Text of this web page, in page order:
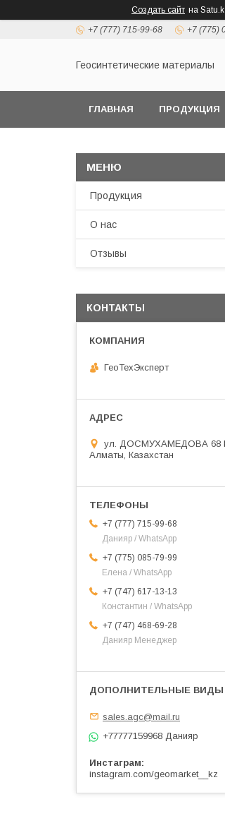
Создать сайт на
+7 (777) 715-99-68 +7 (775)
Геосинтетические материалы
ГЛАВНАЯ ПРОДУКЦИЯ
Продукция
О нас
Отзывы
КОНТАКТЫ
ГеоТехЭксперт
ул. ДОСМУХАМЕДОВА 68
Алматы, Казахстан
+7 (777) 715-99-68
Данияр / WhatsApp
+7 (775) 085-79-99
Елена / WhatsApp
+7 (747) 617-13-13
Константин / WhatsApp
+7 (747) 468-69-28
Данияр Менеджер
sales.agc@mail.ru
+77777159968 Данияр
Инстаграм
instagram.com/geomarket__kz